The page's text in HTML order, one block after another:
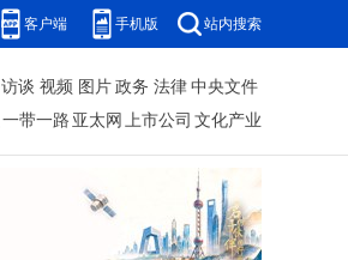
客户端 手机版 站内搜索
访谈 视频 图片 政务 法律 中央文件
一带一路 亚太网 上市公司 文化产业